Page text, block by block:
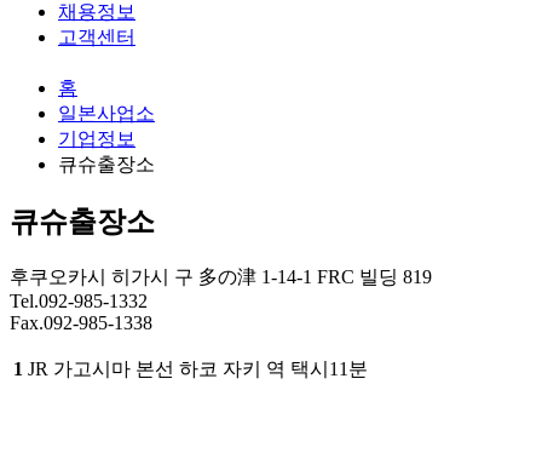
채용정보
고객센터
홈
일본사업소
기업정보
큐슈출장소
큐슈출장소
후쿠오카시 히가시 구 多の津 1-14-1 FRC 빌딩 819
Tel.092-985-1332
Fax.092-985-1338
1 JR 가고시마 본선 하코 자키 역 택시11분